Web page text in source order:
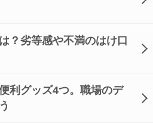
？劣等感や不満のはけ口
利グッズ4つ。職場のデ